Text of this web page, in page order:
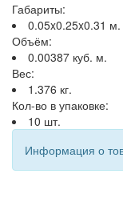
Габариты:
0.05x0.25x0.31 м.
Объём:
0.00387 куб. м.
Вес:
1.376 кг.
Кол-во в упаковке:
10 шт.
Информация о